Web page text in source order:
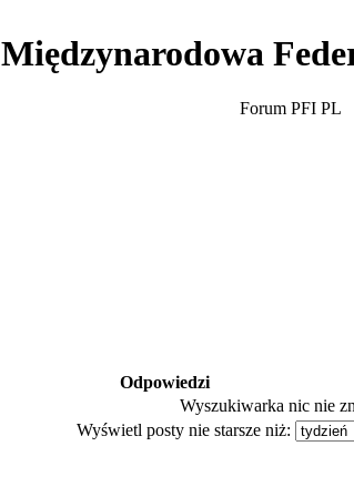
Międzynarodowa
Forum PFI PL
Odpowiedzi
Wyszukiwarka nic nie
Wyświetl posty nie starsze niż: